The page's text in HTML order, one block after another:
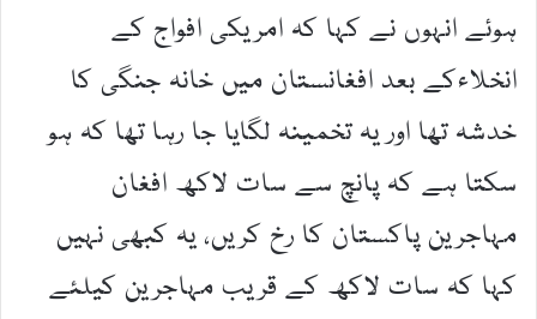
ہوئے انہوں نے کہا کہ امریکی افواج کے
انخلاءکے بعد افغانستان میں خانہ جنگی کا
خدشہ تھا اور یہ تخمینہ لگایا جا رہا تھا کہ ہو
سکتا ہے کہ پانچ سے سات لاکھ افغان
مہاجرین پاکستان کا رخ کریں، یہ کبھی نہیں
کہا کہ سات لاکھ کے قریب مہاجرین کیلئے